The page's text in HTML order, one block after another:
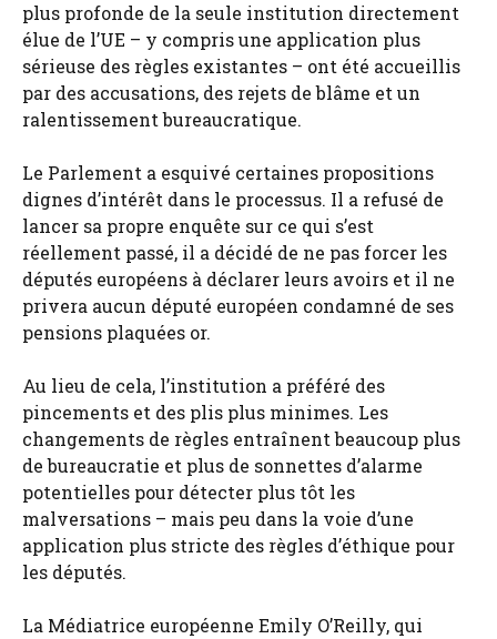
plus profonde de la seule institution directement
élue de l’UE – y compris une application plus
sérieuse des règles existantes – ont été accueillis
par des accusations, des rejets de blâme et un
ralentissement bureaucratique.
Le Parlement a esquivé certaines propositions
dignes d’intérêt dans le processus. Il a refusé de
lancer sa propre enquête sur ce qui s’est
réellement passé, il a décidé de ne pas forcer les
députés européens à déclarer leurs avoirs et il ne
privera aucun député européen condamné de ses
pensions plaquées or.
Au lieu de cela, l’institution a préféré des
pincements et des plis plus minimes. Les
changements de règles entraînent beaucoup plus
de bureaucratie et plus de sonnettes d’alarme
potentielles pour détecter plus tôt les
malversations – mais peu dans la voie d’une
application plus stricte des règles d’éthique pour
les députés.
La Médiatrice européenne Emily O’Reilly, qui